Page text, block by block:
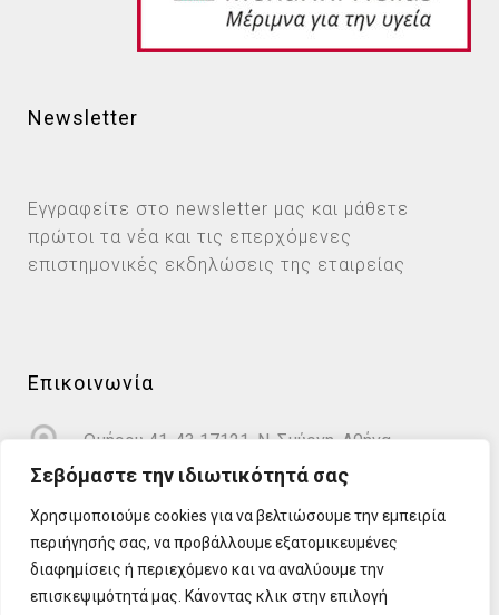
Σεβόμαστε την ιδιωτικότητά σας
Χρησιμοποιούμε cookies για να βελτιώσουμε την εμπειρία
περιήγησής σας, να προβάλλουμε εξατομικευμένες
διαφημίσεις ή περιεχόμενο και να αναλύουμε την
επισκεψιμότητά μας. Κάνοντας κλικ στην επιλογή
Newsletter
Εγγραφείτε στο newsletter μας και μάθετε
πρώτοι τα νέα και τις επερχόμενες
επιστημονικές εκδηλώσεις της εταιρείας
Επικοινωνία
Ομήρου 41-43 17121, Ν. Σμύρνη, Αθήνα
2110122581